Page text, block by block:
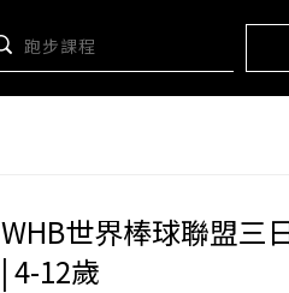
WHB世界棒球聯盟三
| 4-12歲